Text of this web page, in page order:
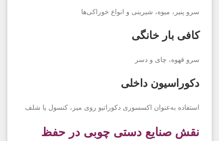
سرو پنیر، میوه، شیرینی و انواع خوراکی‌ها
کافی بار خانگی
سرو قهوه، چای و دسر
دکوراسیون داخلی
استفاده به‌عنوان اکسسوری دکوراتیو روی میز، کنسول یا شلف
نقش صنایع دستی چوبی در حفظ